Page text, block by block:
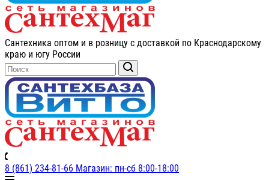
Сантехника оптом и в розницу с доставкой по Краснодарскому
краю и югу России
8 (861) 234-81-66 Магазин: пн-сб 8:00-18:00